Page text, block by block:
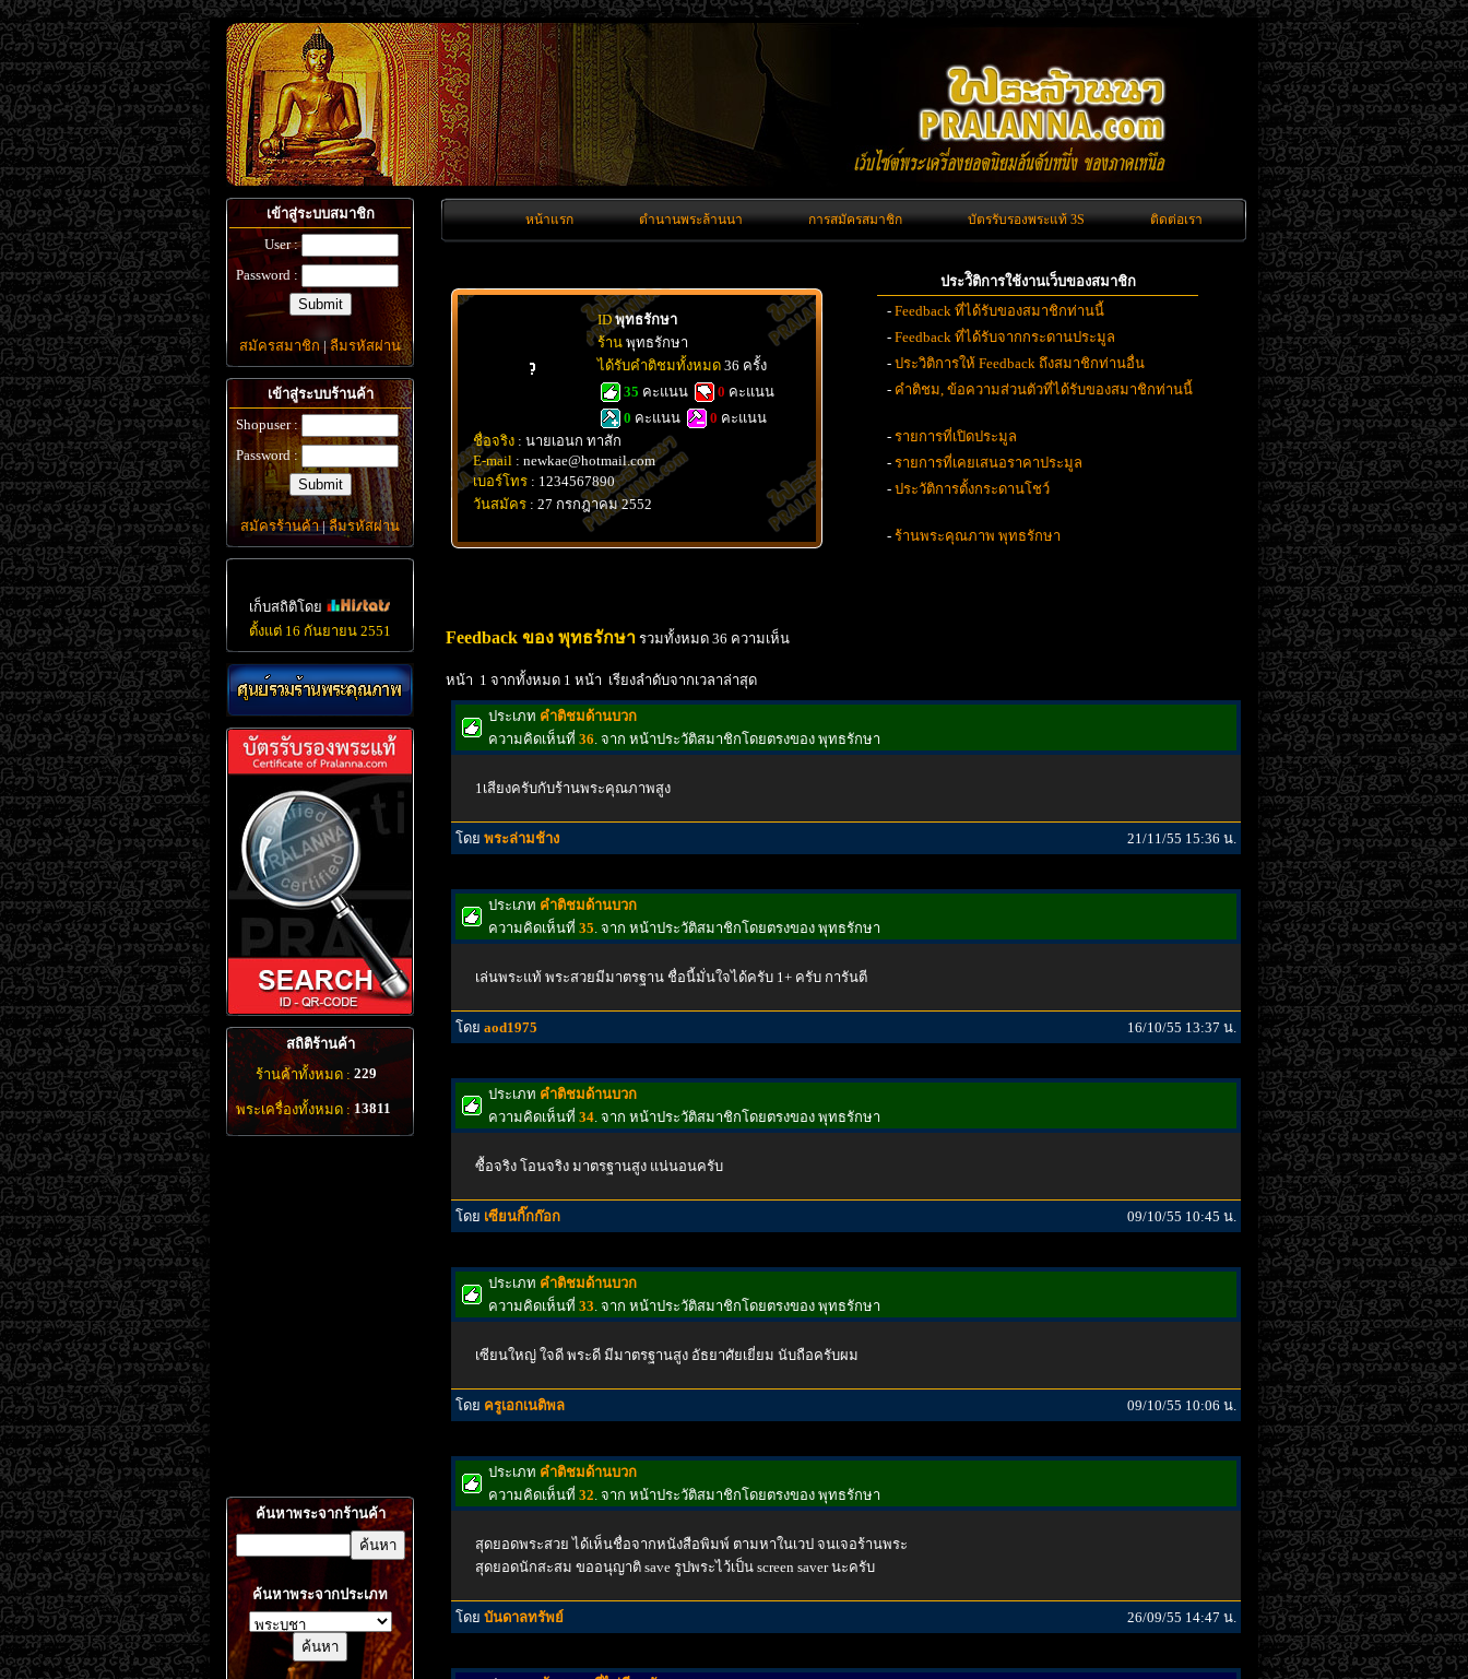
เข้าสู่ระบบสมาชิก
User :
Password :
สมัครสมาชิก|ลืมรหัสผ่าน
เข้าสู่ระบบร้านค้า
Shopuser :
Password :
สมัครร้านค้า|ลืมรหัสผ่าน
เก็บสถิติโดย
ตั้งแต่ 16 กันยายน 2551
สถิติร้านค้า
ร้านค้าทั้งหมด : 229
พระเครื่องทั้งหมด : 13811
ค้นหาพระจากร้านค้า
ค้นหาพระจากประเภท
หน้าแรก ตำนานพระล้านนา การสมัครสมาชิก บัตรรับรองพระแท้ 3S ติดต่อเรา
ID พุทธรักษา
ร้าน พุทธรักษา
ได้รับคำติชมทั้งหมด 36 ครั้ง
35 คะแนน 0 คะแนน
0 คะแนน 0 คะแนน
ชื่อจริง : นายเอนก ทาสัก
E-mail : newkae@hotmail.com
เบอร์โทร : 1234567890
วันสมัคร : 27 กรกฎาคม 2552
ประวัิติการใช้งานเว็บของสมาชิก
- Feedback ที่ได้รับของสมาชิกท่านนี้
- Feedback ที่ได้รับจากกระดานประมูล
- ประวิติการให้ Feedback ถึงสมาชิกท่านอื่น
- คำติชม, ข้อความส่วนตัวที่ได้รับของสมาชิกท่านนี้
- รายการที่เปิดประมูล
- รายการที่เคยเสนอราคาประมูล
- ประวัติการตั้งกระดานโชว์
- ร้านพระคุณภาพ พุทธรักษา
Feedback ของ พุทธรักษา รวมทั้งหมด 36 ความเห็น
หน้า 1 จากทั้งหมด 1 หน้า เรียงลำดับจากเวลาล่าสุด
ประเภท คำติชมด้านบวก
ความคิดเห็นที่ 36. จาก หน้าประวัติสมาชิกโดยตรงของ พุทธรักษา
1เสียงครับกับร้านพระคุณภาพสูง
โดย พระล่ามช้าง 21/11/55 15:36 น.
ประเภท คำติชมด้านบวก
ความคิดเห็นที่ 35. จาก หน้าประวัติสมาชิกโดยตรงของ พุทธรักษา
เล่นพระแท้ พระสวยมีมาตรฐาน ชื่อนี้มั่นใจได้ครับ 1+ ครับ การันตี
โดย aod1975 16/10/55 13:37 น.
ประเภท คำติชมด้านบวก
ความคิดเห็นที่ 34. จาก หน้าประวัติสมาชิกโดยตรงของ พุทธรักษา
ซื้อจริง โอนจริง มาตรฐานสูง แน่นอนครับ
โดย เซียนกิ๊กก๊อก 09/10/55 10:45 น.
ประเภท คำติชมด้านบวก
ความคิดเห็นที่ 33. จาก หน้าประวัติสมาชิกโดยตรงของ พุทธรักษา
เซียนใหญ่ ใจดี พระดี มีมาตรฐานสูง อัธยาศัยเยี่ยม นับถือครับผม
โดย ครูเอกเนติพล 09/10/55 10:06 น.
ประเภท คำติชมด้านบวก
ความคิดเห็นที่ 32. จาก หน้าประวัติสมาชิกโดยตรงของ พุทธรักษา
สุดยอดพระสวย ได้เห็นชื่อจากหนังสือพิมพ์ ตามหาในเวป จนเจอร้านพระ
สุดยอดนักสะสม ขออนุญาติ save รูปพระไว้เป็น screen saver นะครับ
โดย บันดาลทรัพย์ 26/09/55 14:47 น.